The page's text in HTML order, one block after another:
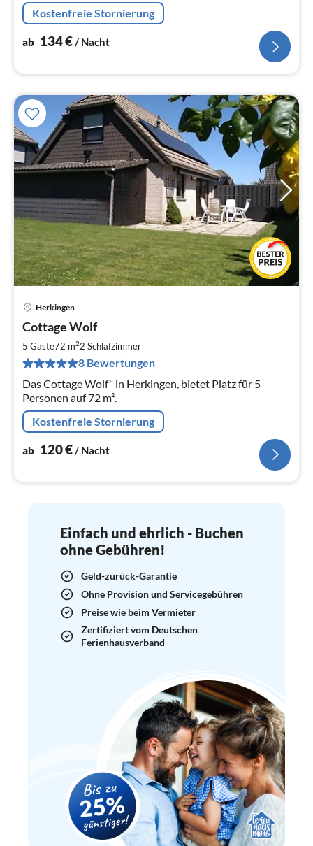
Sees und des Nordseestrandes.
Kostenfreie Stornierung
ab 134€/ Nacht
Herkingen
Cottage Wolf
5 Gäste72 m22 Schlafzimmer
8 Bewertungen
Das Cottage Wolf" in Herkingen, bietet Platz für 5
Personen auf 72 m².
Kostenfreie Stornierung
ab 120€/ Nacht
Einfach und ehrlich - Buchen
ohne Gebühren!
Geld-zurück-Garantie
Ohne Provision und Servicegebühren
Preise wie beim Vermieter
Zertifiziert vom Deutschen
Ferienhausverband